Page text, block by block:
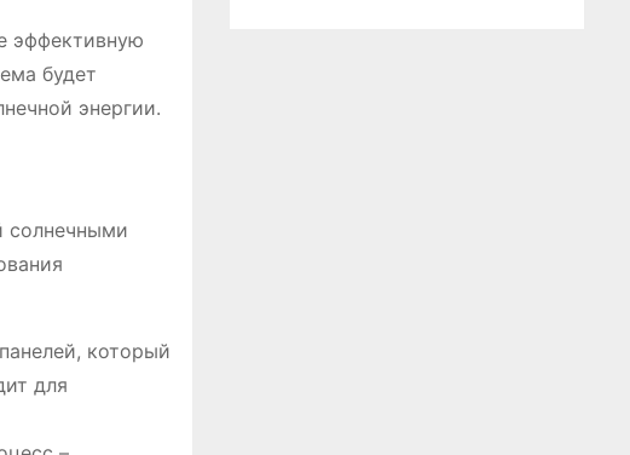
эффективную
будет
энергии.
солнечными
который
для